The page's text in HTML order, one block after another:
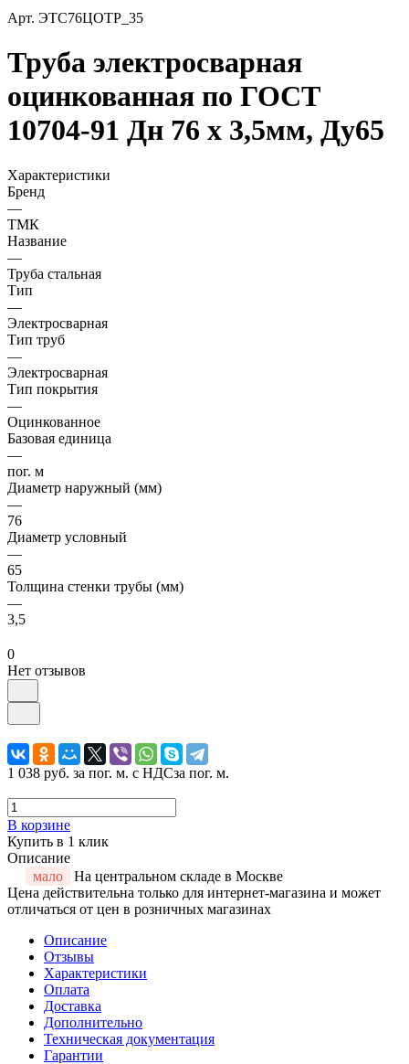
Арт. ЭТС76ЦОТР_35
Труба электросварная
оцинкованная по ГОСТ
10704-91 Дн 76 х 3,5мм, Ду65
Характеристики
Бренд
—
ТМК
Название
—
Труба стальная
Тип
—
Электросварная
Тип труб
—
Электросварная
Тип покрытия
—
Оцинкованное
Базовая единица
—
пог. м
Диаметр наружный (мм)
—
76
Диаметр условный
—
65
Толщина стенки трубы (мм)
—
3,5
0
Нет отзывов
1 038 руб. за пог. м. с НДСза пог. м.
В корзине
Купить в 1 клик
Описание
мало
На центральном складе в Москве
Цена действительна только для интернет-магазина и может
отличаться от цен в розничных магазинах
Описание
Отзывы
Характеристики
Оплата
Доставка
Дополнительно
Техническая документация
Гарантии